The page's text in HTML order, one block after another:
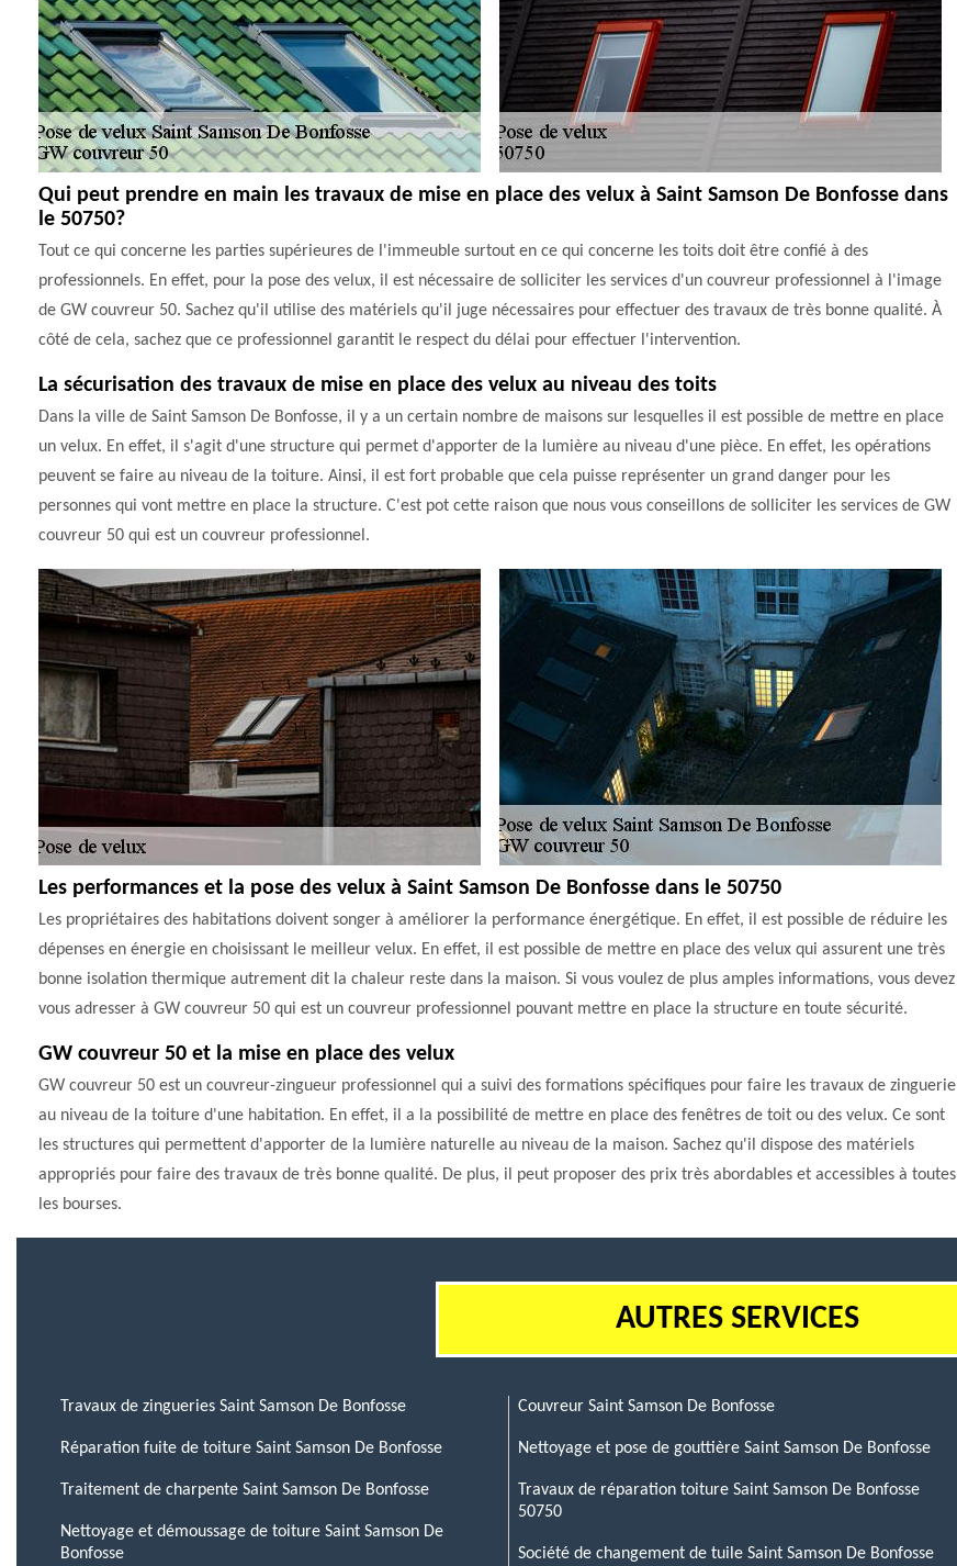
Qui peut prendre en main les travaux de mise en place des velux à Saint Samson De Bonfosse dans
le 50750?
Tout ce qui concerne les parties supérieures de l'immeuble surtout en ce qui concerne les toits doit être confié à des
professionnels. En effet, pour la pose des velux, il est nécessaire de solliciter les services d'un couvreur professionnel à l'image
de GW couvreur 50. Sachez qu'il utilise des matériels qu'il juge nécessaires pour effectuer des travaux de très bonne qualité. À
côté de cela, sachez que ce professionnel garantit le respect du délai pour effectuer l'intervention.
La sécurisation des travaux de mise en place des velux au niveau des toits
Dans la ville de Saint Samson De Bonfosse, il y a un certain nombre de maisons sur lesquelles il est possible de mettre en place
un velux. En effet, il s'agit d'une structure qui permet d'apporter de la lumière au niveau d'une pièce. En effet, les opérations
peuvent se faire au niveau de la toiture. Ainsi, il est fort probable que cela puisse représenter un grand danger pour les
personnes qui vont mettre en place la structure. C'est pot cette raison que nous vous conseillons de solliciter les services de GW
couvreur 50 qui est un couvreur professionnel.
Les performances et la pose des velux à Saint Samson De Bonfosse dans le 50750
Les propriétaires des habitations doivent songer à améliorer la performance énergétique. En effet, il est possible de réduire les
dépenses en énergie en choisissant le meilleur velux. En effet, il est possible de mettre en place des velux qui assurent une très
bonne isolation thermique autrement dit la chaleur reste dans la maison. Si vous voulez de plus amples informations, vous devez
vous adresser à GW couvreur 50 qui est un couvreur professionnel pouvant mettre en place la structure en toute sécurité.
GW couvreur 50 et la mise en place des velux
GW couvreur 50 est un couvreur-zingueur professionnel qui a suivi des formations spécifiques pour faire les travaux de zinguerie
au niveau de la toiture d'une habitation. En effet, il a la possibilité de mettre en place des fenêtres de toit ou des velux. Ce sont
les structures qui permettent d'apporter de la lumière naturelle au niveau de la maison. Sachez qu'il dispose des matériels
appropriés pour faire des travaux de très bonne qualité. De plus, il peut proposer des prix très abordables et accessibles à toutes
les bourses.
AUTRES SERVICES
Travaux de zingueries Saint Samson De Bonfosse
Réparation fuite de toiture Saint Samson De Bonfosse
Traitement de charpente Saint Samson De Bonfosse
Nettoyage et démoussage de toiture Saint Samson De
Bonfosse
Couvreur Saint Samson De Bonfosse
Nettoyage et pose de gouttière Saint Samson De Bonfosse
Travaux de réparation toiture Saint Samson De Bonfosse
50750
Société de changement de tuile Saint Samson De Bonfosse